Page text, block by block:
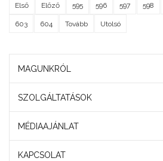
Első Előző 595 596 597 598
603 604 Tovább Utolsó
MAGUNKRÓL
SZOLGÁLTATÁSOK
MÉDIAAJÁNLAT
KAPCSOLAT